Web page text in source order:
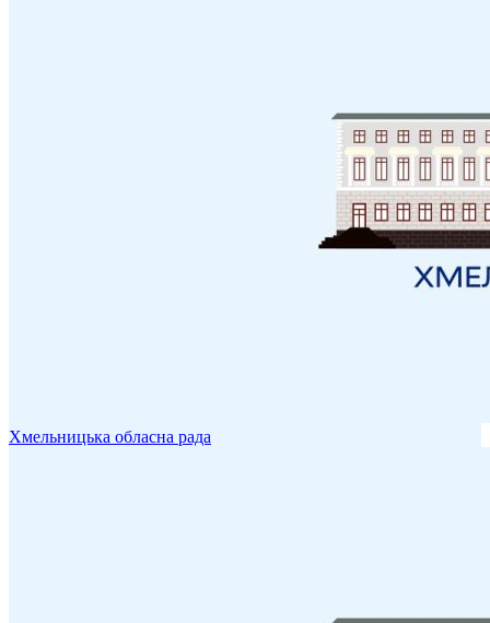
Хмельницька обласна рада